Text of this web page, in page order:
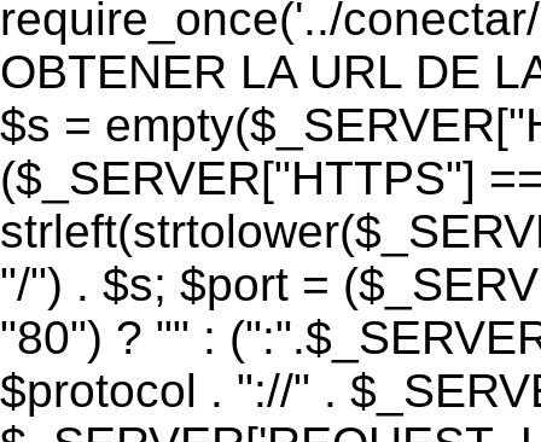
require_once('../
OBTENER LA URL DE
$s =
($_SERVER["HTTPS"]
"/") . $s; $port =
"80") ? "" :
$protocol . "://" .